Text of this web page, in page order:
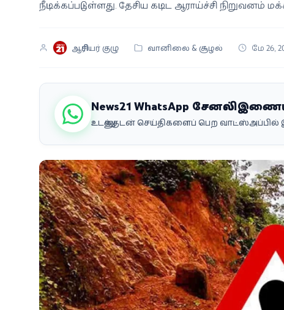
ஜோதிடம்
வெப்ஸ்டோரி
தமிழ்
நீட்டிக்கப்பட்டுள்ளது. தேசிய கட்டிட ஆராய்ச்சி
ஆசிரியர் குழு வானிலை & சூழல் மே 26,
News21 WhatsApp சேனலில்
உடனுக்குடன் செய்திகளைப் பெற